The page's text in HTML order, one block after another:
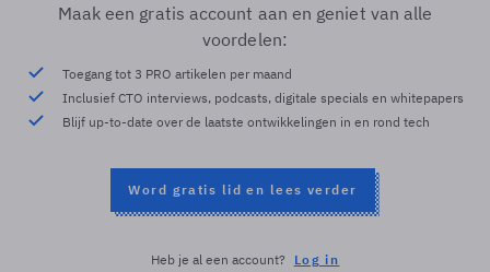
Maak een gratis account aan en geniet van alle
voordelen:
Toegang tot 3 PRO artikelen per maand
Inclusief CTO interviews, podcasts, digitale specials en whitepapers
Blijf up-to-date over de laatste ontwikkelingen in en rond tech
Word gratis lid en lees verder
Heb je al een account? Log in